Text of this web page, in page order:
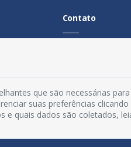
Contato
Segunda a sexta-
que são necessárias
suas preferências
e quais dados são coletados,